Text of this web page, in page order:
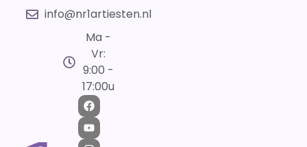
info@nr1artiesten.nl
Ma -
Vr:
9:00 -
17:00u